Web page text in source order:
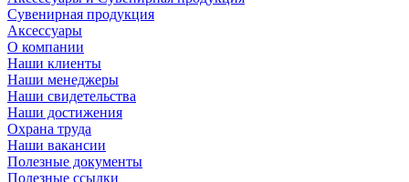
Сувенирная продукция
Аксессуары
О компании
Наши клиенты
Наши менеджеры
Наши свидетельства
Наши достижения
Охрана труда
Наши вакансии
Полезные документы
Полезные ссылки